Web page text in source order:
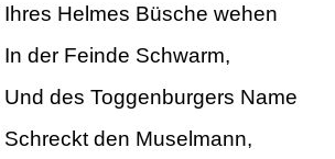
Ihres Helmes Büsche wehen
In der Feinde Schwarm,
Und des Toggenburgers Name
Schreckt den Muselmann,